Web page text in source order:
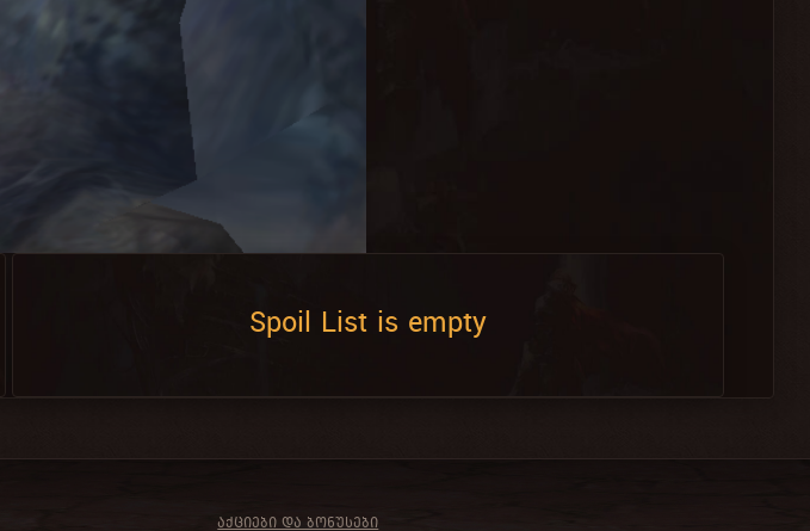
Spoil List is empty
ᲐᲥᲪᲘᲔᲑᲘ ᲓᲐ ᲑᲝᲜᲣᲡᲔᲑᲘ